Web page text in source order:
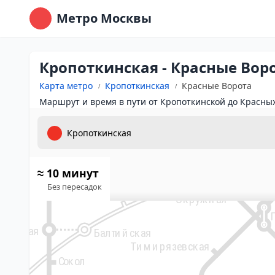
Метро Москвы
Кропоткинская - Красные
Карта метро Кропоткинская
Красные Ворота
Маршрут и время в пути от Кропоткинской до
≈ 10 минут
Без пересадок
2
Балтийская
Коптево
Окружная
Речной вокзал
Сокол
Тимирязевская
Ховрино
Селигерская
Яхромская
Беломорская